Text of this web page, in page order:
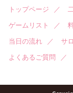
トップページ ／
ゲームリスト ／
当日の流れ ／ サ
よくあるご質問 ／